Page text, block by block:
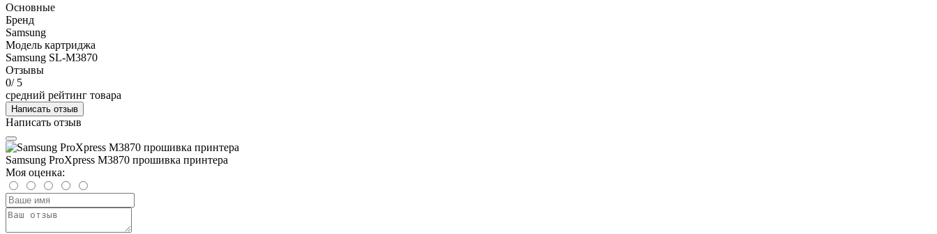
Основные
Бренд
Samsung
Модель картриджа
Samsung SL-M3870
Отзывы
0/ 5
средний рейтинг товара
Написать отзыв
Написать отзыв
Samsung ProXpress M3870 прошивка принтера
Моя оценка: